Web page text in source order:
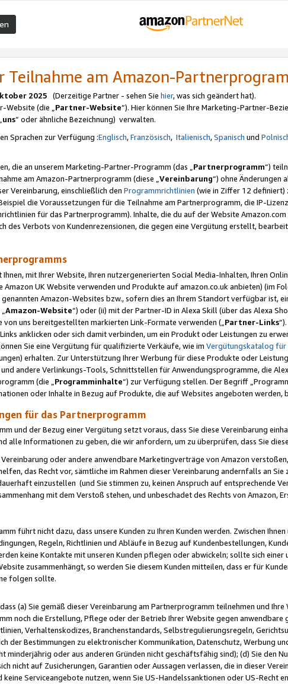
Teilnahme am Amazon-
2025 (Derzeitige Partner - sehen Sie hier, was sich geändert hat).
Website (die „Partner-Website“). Hier können Sie Ihre Marketing-Partner-
uns“ oder ähnliche Bezeichnung) verwalten.
Sprachen zur Verfügung :Englisch,Französisch, Italienisch,Spanisch und
die an unserem Marketing-Partner-Programm (das „Partnerprogramm“)
am Amazon-Partnerprogramm (diese „Vereinbarung“) ohne Änderungen
Vereinbarung, einschließlich den Programmrichtlinien (wie in Ziffer 12 definiert)
die Voraussetzungen für die Teilnahme am Partnerprogramm, die IP-
für das Partnerprogramm). Inhalte, die du auf der Website
des Verbots von Kundenrezensionen, die gegen eine Vergütung erstellt,
mit Ihrer Website, Ihren nutzergenerierten Social Media-Inhalten, Ihren
UK Website verwenden und Produkte auf amazon.co.uk anbieten) (im
genannten Amazon-Websites bzw., sofern dies an Ihrem Standort verfügbar ist,
Amazon-Website“) oder (ii) mit der Partner-ID in Alexa Skill (über das Alexa
von uns bereitgestellten markierten Link-Formate verwenden („ Partner-Links“).
anklicken oder sich damit verbinden, um ein Produkt oder Leistungen zu
Sie eine Vergütung für qualifizierte Verkäufe, wie im Vergütungskatalog
erhalten. Zur Unterstützung Ihrer Werbung für diese Produkte oder
andere Verlinkungs-Tools, Schnittstellen für Anwendungsprogramme, die
(die „ Programminhalte“) zur Verfügung stellen. Der Begriff
oder Inhalte in Bezug auf Produkte, die auf Websites angeboten werden,
für das Partnerprogramm
und der Bezug einer Vergütung setzt voraus, dass Sie diese Vereinbarung
alle Informationen zu geben, die wir anfordern, um zu überprüfen, dass Sie
Vereinbarung oder andere anwendbare Marketingverträge von Amazon
das Recht vor, sämtliche im Rahmen dieser Vereinbarung andernfalls an
einzustellen (und Sie stimmen zu, keinen Anspruch auf entsprechende
mit dem Verstoß stehen, und unbeschadet des Rechts von Amazon,
führt nicht dazu, dass unsere Kunden zu Ihren Kunden werden. Zwischen
Regeln, Richtlinien und Abläufe in Bezug auf Kundenbestellungen,
keine Kontakte mit unseren Kunden pflegen oder abwickeln; sollte sich einer
zusammenhängt, so werden Sie diesem Kunden mitteilen, dass er für
folgen sollte.
(a) Sie gemäß dieser Vereinbarung am Partnerprogramm teilnehmen und
noch die Erstellung, Pflege oder der Betrieb Ihrer Website gegen
Verhaltenskodizes, Branchenstandards, Selbstregulierungsregeln,
der Bestimmungen zu elektronischer Kommunikation, Datenschutz, Werbung
minderjährig oder aus anderen Gründen nicht geschäftsfähig sind); (d) Sie den
nicht auf Zusicherungen, Garantien oder Aussagen verlassen, die in dieser
Serviceangebote nutzen, wenn Sie US-Handelssanktionen oder US-Recht